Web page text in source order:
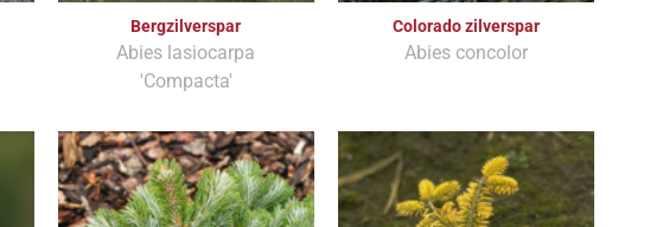
Bergzilverspar
Abies lasiocarpa
'Compacta'
Colorado zilverspar
Abies concolor